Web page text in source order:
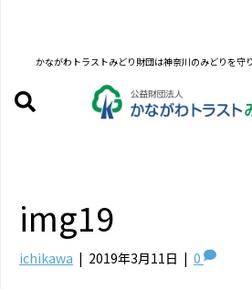
かながわトラストみどり財団は神奈川のみどりを守
img19
ichikawa | 2019年3月11日 | 0